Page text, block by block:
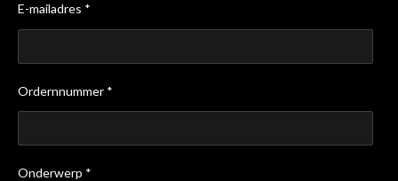
E-mailadres *
Ordernnummer *
Onderwerp *